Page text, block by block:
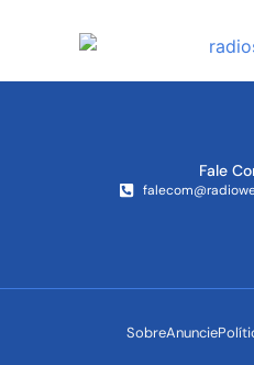
Fale
SobreAnuncie